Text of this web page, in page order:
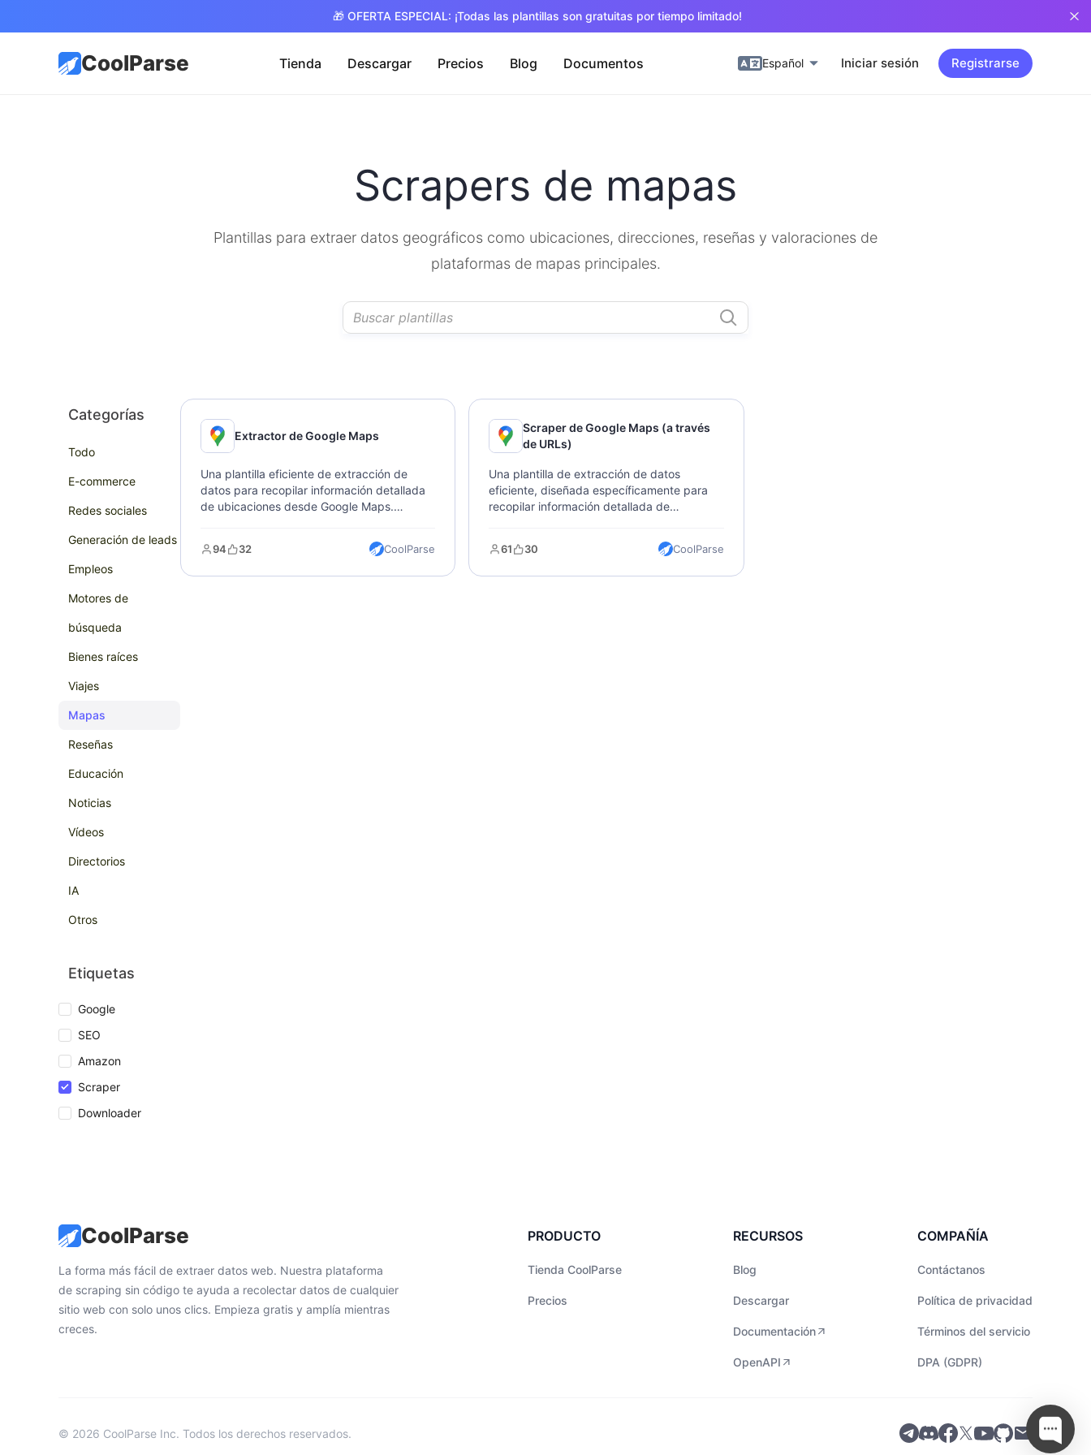
🎁 OFERTA ESPECIAL: ¡Todas las plantillas son gratuitas por tiempo limitado!
CoolParse Tienda Descargar Precios Blog Documentos Español Iniciar sesión Registrarse
Scrapers de mapas
Plantillas para extraer datos geográficos como ubicaciones, direcciones, reseñas y valoraciones de
plataformas de mapas principales.
Categorías
Todo
E-commerce
Redes sociales
Generación de leads
Empleos
Motores de
búsqueda
Bienes raíces
Viajes
Mapas
Reseñas
Educación
Noticias
Vídeos
Directorios
IA
Otros
Etiquetas
Google
SEO
Amazon
Scraper
Downloader
Extractor de Google Maps
Una plantilla eficiente de extracción de
datos para recopilar información detallada
de ubicaciones desde Google Maps.
calificaciones, reseñas y contactos.
94 32 CoolParse
Scraper de Google Maps (a través
de URLs)
Una plantilla de extracción de datos
eficiente, diseñada específicamente para
recopilar información detallada de
rápidamente datos comerciales, incluidos
precios, direcciones, calificaciones, reseñas
61 30 CoolParse
CoolParse
La forma más fácil de extraer datos web. Nuestra plataforma
de scraping sin código te ayuda a recolectar datos de cualquier
sitio web con solo unos clics. Empieza gratis y amplía mientras
creces.
PRODUCTO
Tienda CoolParse
Precios
RECURSOS
Blog
Descargar
Documentación
OpenAPI
COMPAÑÍA
Contáctanos
Política de privacidad
Términos del servicio
DPA (GDPR)
© 2026 CoolParse Inc. Todos los derechos reservados.